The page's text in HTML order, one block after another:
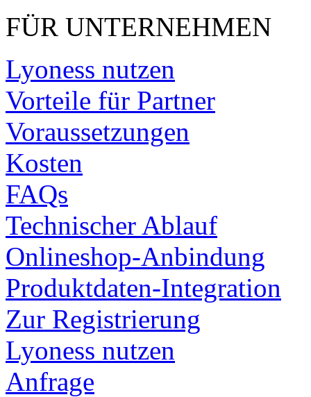
FÜR UNTERNEHMEN
Lyoness nutzen
Vorteile für Partner
Voraussetzungen
Kosten
FAQs
Technischer Ablauf
Onlineshop-Anbindung
Produktdaten-Integration
Zur Registrierung
Lyoness nutzen
Anfrage